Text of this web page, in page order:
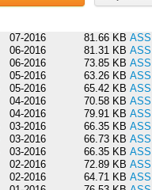
07-2016 81.66 KB
06-2016 81.31 KB
06-2016 73.85 KB
05-2016 63.26 KB
05-2016 65.42 KB
04-2016 70.58 KB
04-2016 79.91 KB
03-2016 66.35 KB
03-2016 66.73 KB
03-2016 66.35 KB
02-2016 72.89 KB
02-2016 64.71 KB